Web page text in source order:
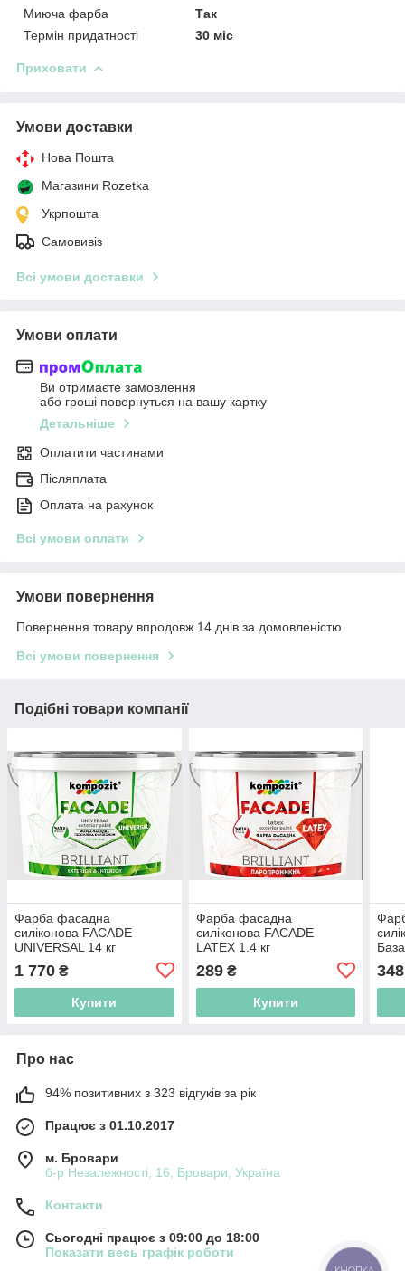
Миюча фарба
Так
Термін придатності
30 міс
Приховати
Умови доставки
Нова Пошта
Магазини Rozetka
Укрпошта
Самовивіз
Всі умови доставки
Умови оплати
Ви отримаєте замовлення
або гроші повернуться на вашу картку
Детальніше
Оплатити частинами
Післяплата
Оплата на рахунок
Всі умови оплати
Умови повернення
Повернення товару впродовж 14 днів за домовленістю
Всі умови повернення
Подібні товари компанії
Фарба фасадна
силіконова FACADE
UNIVERSAL 14 кг
1 770 ₴
Купити
Фарба фасадна
силіконова FACADE
LATEX 1.4 кг
289₴
Купити
348
Про нас
94% позитивних з 323 відгуків за рік
Працює з 01.10.2017
м. Бровари
б-р Незалежності, 16, Бровари, Україна
Контакти
Сьогодні працює з 09:00 до 18:00
Показати весь графік роботи